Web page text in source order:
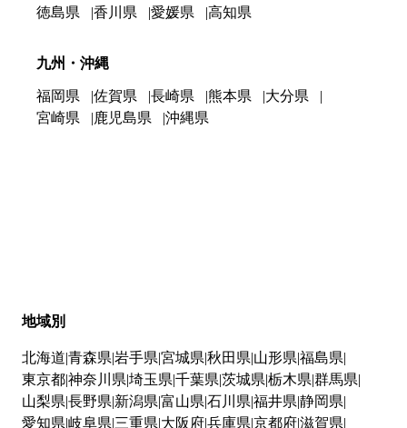
徳島県
香川県 愛媛県 高知県
九州・沖縄
福岡県 佐賀県 長崎県 熊本県
大分県
宮崎県
鹿児島県 沖縄県
地域別
北海道 青森県 岩手県 宮城県 秋田県 山形県 福島県
東京都神奈川県 埼玉県 千葉県 茨城県 栃木県 群馬県
山梨県 長野県 新潟県 富山県 石川県 福井県 静岡県
愛知県 岐阜県 三重県 大阪府兵庫県 京都府滋賀県